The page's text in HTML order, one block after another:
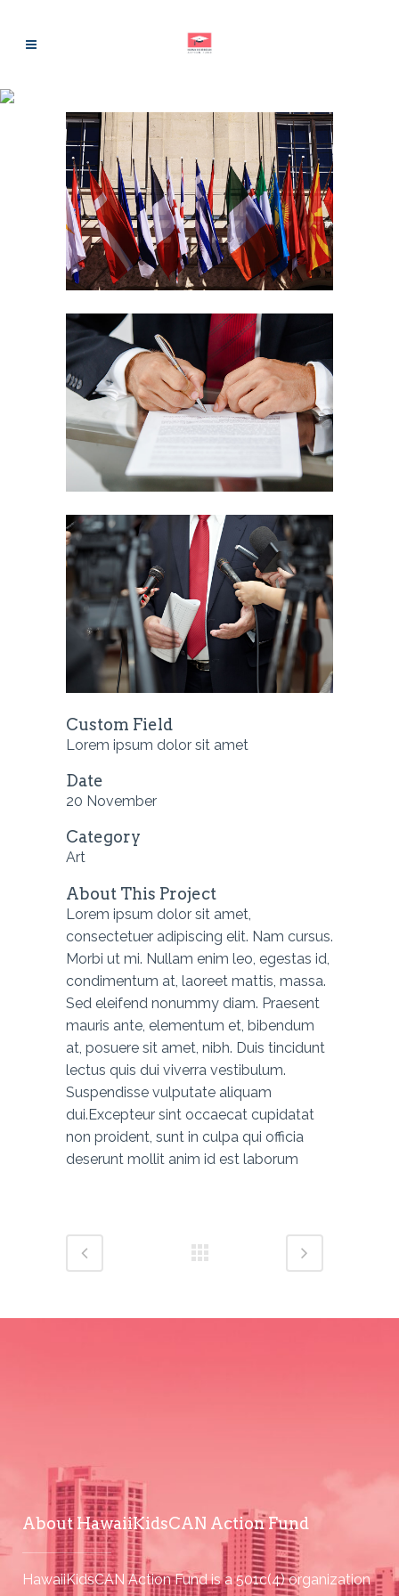
Custom Field
Lorem ipsum dolor sit amet
Date
20 November
Category
Art
About This Project
Lorem ipsum dolor sit amet,
consectetuer adipiscing elit. Nam cursus.
Morbi ut mi. Nullam enim leo, egestas id,
condimentum at, laoreet mattis, massa.
Sed eleifend nonummy diam. Praesent
mauris ante, elementum et, bibendum
at, posuere sit amet, nibh. Duis tincidunt
lectus quis dui viverra vestibulum.
Suspendisse vulputate aliquam
dui.Excepteur sint occaecat cupidatat
non proident, sunt in culpa qui officia
deserunt mollit anim id est laborum
About HawaiiKidsCAN Action Fund
HawaiiKidsCAN Action Fund is a 501c(4) organization